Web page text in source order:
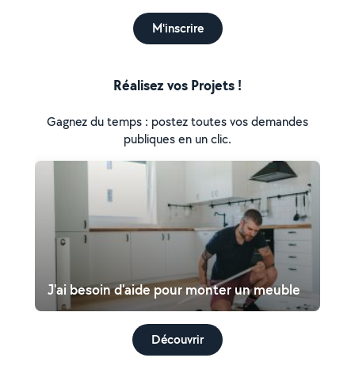
M'inscrire
Réalisez vos Projets !
Gagnez du temps : postez toutes vos demandes
publiques en un clic.
J'ai besoin d'aide pour monter un meuble
Découvrir